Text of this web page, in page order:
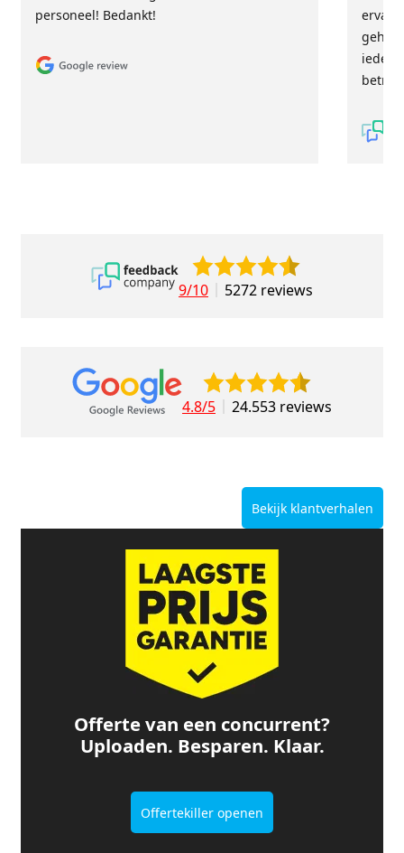
personeel! Bedankt!
9/10 5272 reviews
4.8/5 24.553 reviews
Bekijk klantverhalen
Offerte van een concurrent?
Uploaden. Besparen. Klaar.
Offertekiller openen